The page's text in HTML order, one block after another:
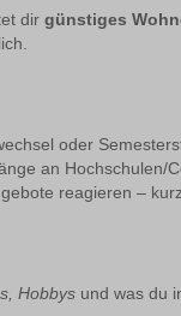
dir günstiges
oder
an Hochschulen/
reagieren –
Hobbys und was du